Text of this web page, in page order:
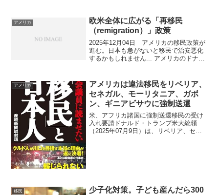
アメリカ
欧米全体に広がる「再移民
（remigration）」政策
2025年12月04日 アメリカの移民政策が
進む。日本も急がないと移民で治安悪化
するかもしれません... アメリカのドナル
に一時停止する」と発言し、極めて強硬
な移民政策...
アメリカ
アメリカは違法移民をリベリア、
セネガル、モーリタニア、ガボ
ン、ギニアビサウに強制送還
米、アフリカ諸国に強制送還移民の受け
入れ要請ドナルド・トランプ米大統領
（2025年07月9日）は、リベリア、セネ
移民
少子化対策。子ども産んだら300